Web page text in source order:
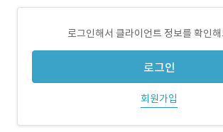
로그인해서 클라이언트 정보를 확인
로그인
회원가입